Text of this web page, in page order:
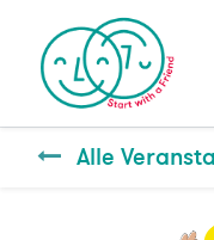
Alle